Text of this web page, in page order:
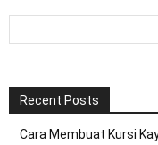
Recent Posts
Cara Membuat Kursi